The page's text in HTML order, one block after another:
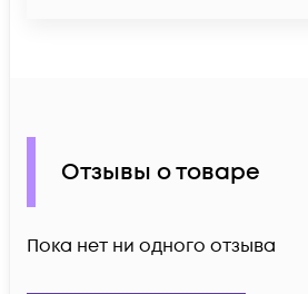
Отзывы о товаре
Пока нет ни одного отзыва